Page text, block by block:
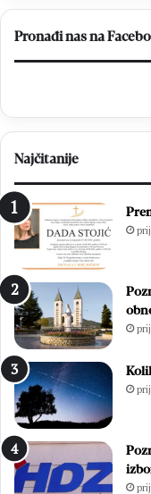
Pronađi nas na
Najčitanije